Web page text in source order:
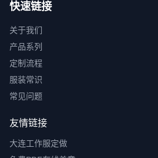
快速链接
关于我们
产品系列
定制流程
服装常识
常见问题
友情链接
大连工作服定做